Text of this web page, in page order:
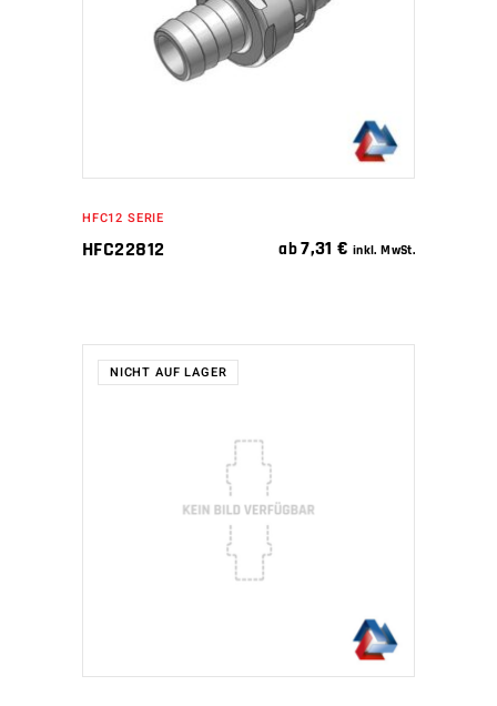
IN DEN WARENKORB
HFC12 SERIE
HFC22812 ab7,31€ inkl. MwSt.
NICHT AUF LAGER
WEITERLESEN